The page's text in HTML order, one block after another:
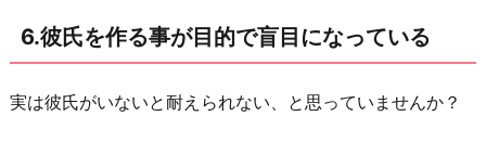
6.彼氏を作る事が目的で盲目になっている
実は彼氏がいないと耐えられない、と思っていませんか？